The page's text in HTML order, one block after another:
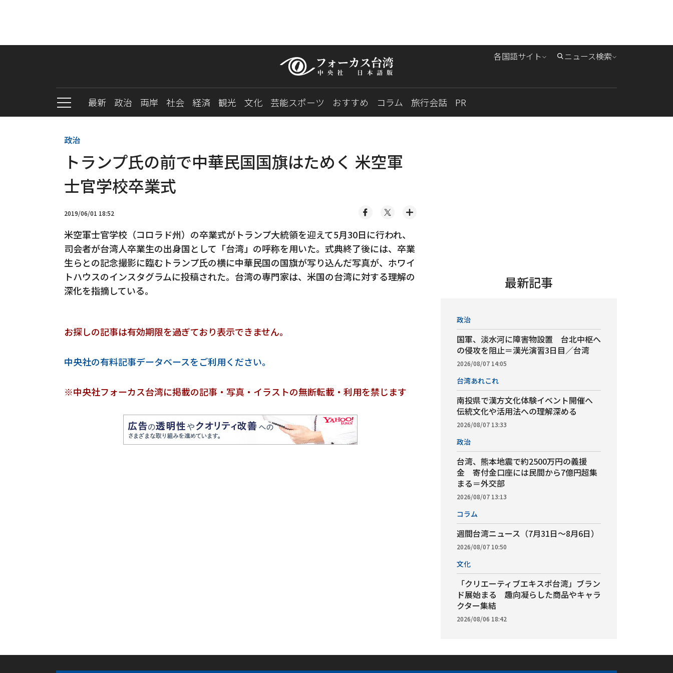
各国語サイト ニュース検索
最新 政治 両岸 社会 経済 観光 文化 芸能スポーツ おすすめ コラム 旅行会話 PR
政治
トランプ氏の前で中華民国国旗はためく 米空軍
士官学校卒業式
2019/06/01 18:52
米空軍士官学校（コロラド州）の卒業式がトランプ大統領を迎えて5月30日に行われ、
司会者が台湾人卒業生の出身国として「台湾」の呼称を用いた。式典終了後には、卒業
生らとの記念撮影に臨むトランプ氏の横に中華民国の国旗が写り込んだ写真が、ホワイ
トハウスのインスタグラムに投稿された。台湾の専門家は、米国の台湾に対する理解の
深化を指摘している。
お探しの記事は有効期限を過ぎており表示できません。
中央社の有料記事データベースをご利用ください。
※中央社フォーカス台湾に掲載の記事・写真・イラストの無断転載・利用を禁じます
最新記事
政治
国軍、淡水河に障害物設置 台北中枢へ
の侵攻を阻止＝漢光演習3日目／台湾
2026/08/07 14:05
台湾あれこれ
南投県で漢方文化体験イベント開催へ
伝統文化や活用法への理解深める
2026/08/07 13:33
政治
台湾、熊本地震で約2500万円の義援
金 寄付金口座には民間から7億円超集
まる＝外交部
2026/08/07 13:13
コラム
週間台湾ニュース（7月31日～8月6日）
2026/08/07 10:50
文化
「クリエーティブエキスポ台湾」ブラン
ド展始まる 趣向凝らした商品やキャラ
クター集結
2026/08/06 18:42